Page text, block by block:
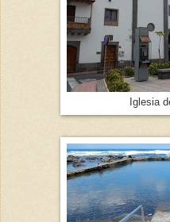
Iglesia